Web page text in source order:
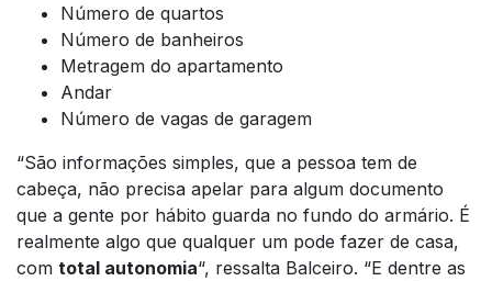
Número de quartos
Número de banheiros
Metragem do apartamento
Andar
Número de vagas de garagem
“São informações simples, que a pessoa tem de
cabeça, não precisa apelar para algum documento
que a gente por hábito guarda no fundo do armário. É
realmente algo que qualquer um pode fazer de casa,
com total autonomia“, ressalta Balceiro. “E dentre as